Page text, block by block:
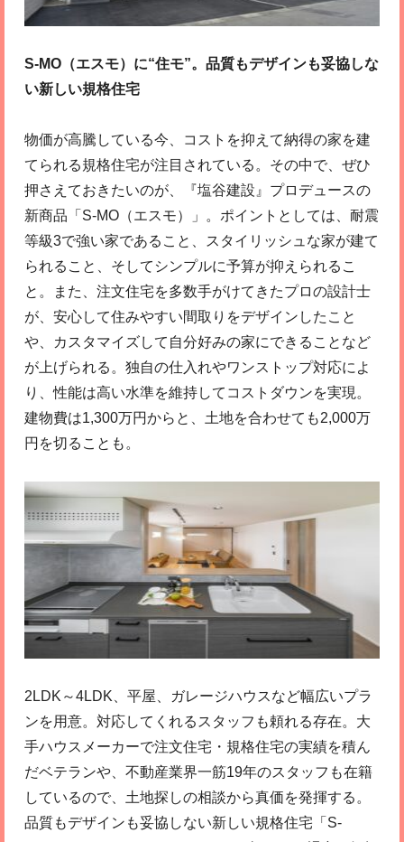
S-MO（エスモ）に“住モ”。品質もデザインも妥協しな
い新しい規格住宅
物価が高騰している今、コストを抑えて納得の家を建
てられる規格住宅が注目されている。その中で、ぜひ
押さえておきたいのが、『塩谷建設』プロデュースの
新商品「S-MO（エスモ）」。ポイントとしては、耐震
等級3で強い家であること、スタイリッシュな家が建て
られること、そしてシンプルに予算が抑えられるこ
と。また、注文住宅を多数手がけてきたプロの設計士
が、安心して住みやすい間取りをデザインしたこと
や、カスタマイズして自分好みの家にできることなど
が上げられる。独自の仕入れやワンストップ対応によ
り、性能は高い水準を維持してコストダウンを実現。
建物費は1,300万円からと、土地を合わせても2,000万
円を切ることも。
2LDK～4LDK、平屋、ガレージハウスなど幅広いプラ
ンを用意。対応してくれるスタッフも頼れる存在。大
手ハウスメーカーで注文住宅・規格住宅の実績を積ん
だベテランや、不動産業界一筋19年のスタッフも在籍
しているので、土地探しの相談から真価を発揮する。
品質もデザインも妥協しない新しい規格住宅「S-